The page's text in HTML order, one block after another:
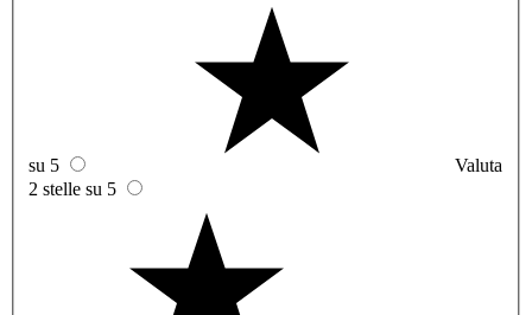
su 5
Valuta
2 stelle su 5